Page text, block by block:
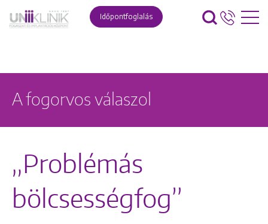
Időpontfoglalás
A fogorvos válaszol
„Problémás
bölcsességfog”